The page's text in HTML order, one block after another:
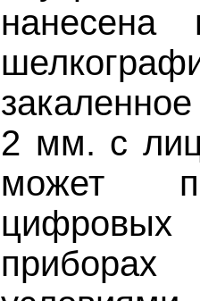
нанесена
2 мм. с
может
цифровых